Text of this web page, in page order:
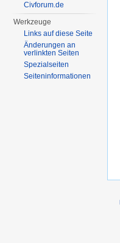
Civforum.de
Werkzeuge
Links auf diese Seite
Änderungen an
verlinkten Seiten
Spezialseiten
Seiten­informationen